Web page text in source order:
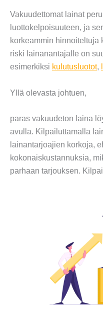
Vakuudettomat lainat
luottokelpoisuuteen, ja
korkeammin hinnoiteltuja
riski lainanantajalle on
esimerkiksi kulutusluotot,
Yllä olevasta johtuen,
paras vakuudeton laina
avulla. Kilpailuttamalla
lainantarjoajien korkoja,
kokonaiskustannuksia,
parhaan tarjouksen.